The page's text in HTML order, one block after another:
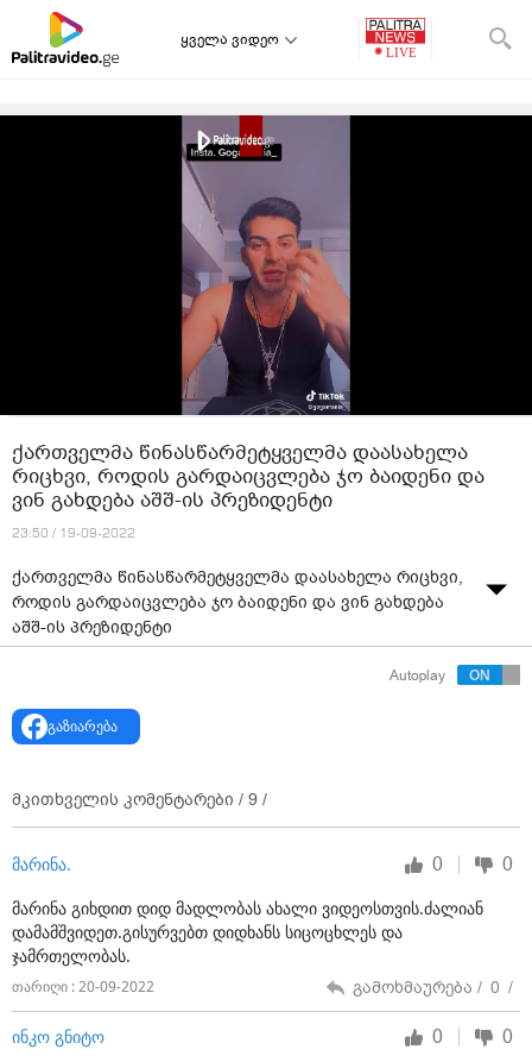
ყველა ვიდეო
ქართველმა წინასწარმეტყველმა დაასახელა
რიცხვი, როდის გარდაიცვლება ჯო ბაიდენი და
ვინ გახდება აშშ-ის პრეზიდენტი
23:50 / 19-09-2022
ქართველმა წინასწარმეტყველმა დაასახელა რიცხვი,
როდის გარდაიცვლება ჯო ბაიდენი და ვინ გახდება
აშშ-ის პრეზიდენტი
Autoplay
გაზიარება
მკითხველის კომენტარები / 9 /
მარინა. 0 0
მარინა გიხდით დიდ მადლობას ახალი ვიდეოსთვის.ძალიან
დამამშვიდეთ.გისურვებთ დიდხანს სიცოცხლეს და
ჯამრთელობას.
თარიღი : 20-09-2022 გამოხმაურება / 0 /
ინკო გნიტო 0 0